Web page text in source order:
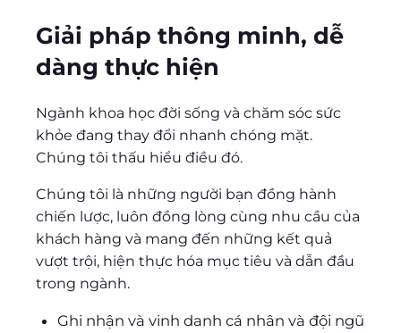
Giải pháp thông minh, dễ
dàng thực hiện
Ngành khoa học đời sống và chăm sóc sức
khỏe đang thay đổi nhanh chóng mặt.
Chúng tôi thấu hiểu điều đó.
Chúng tôi là những người bạn đồng hành
chiến lược, luôn đồng lòng cùng nhu cầu của
khách hàng và mang đến những kết quả
vượt trội, hiện thực hóa mục tiêu và dẫn đầu
trong ngành.
Ghi nhận và vinh danh cá nhân và đội ngũ